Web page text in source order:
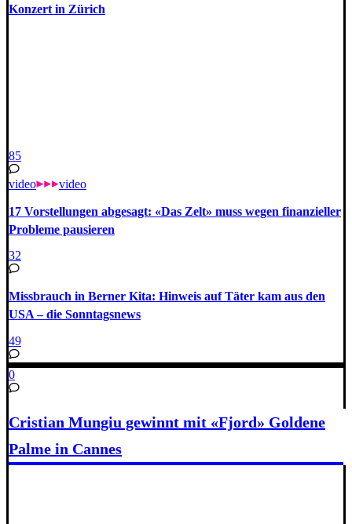
Konzert in Zürich
85
video video
17 Vorstellungen abgesagt: «Das Zelt» muss wegen finanzieller
Probleme pausieren
32
Missbrauch in Berner Kita: Hinweis auf Täter kam aus den
USA – die Sonntagsnews
49
0
Cristian Mungiu gewinnt mit «Fjord» Goldene
Palme in Cannes